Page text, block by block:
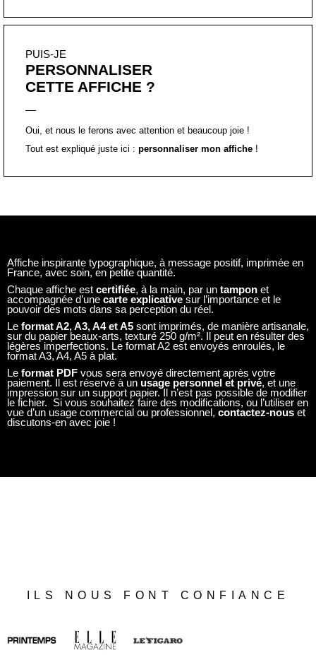
PUIS-JE
PERSONNALISER
CETTE AFFICHE ?
Oui, et nous le ferons avec attention et beaucoup joie !
Tout est expliqué juste ici : personnaliser mon affiche !
Affiche inspirante typographique, à message positif, imprimée en
France, avec soin, en petite quantité.
Chaque affiche est certifiée, à la main, par un tampon et
accompagnée d’une carte explicative sur l’importance et le
pouvoir des mots dans sa perception du réel.
Le format A2, A3, A4 et A5 sont imprimés, de manière artisanale,
sur du papier beaux-arts, texturé 250 g/m². Il peut en résulter des
légères imperfections. Le format A2 est envoyés enroulés, le
format A3, A4, A5 à plat.
Le format PDF vous sera envoyé directement après votre
paiement. Il est réservé à un usage personnel et privé, et une
impression sur un support papier. Il n’est pas possible de modifier
le fichier. Si vous souhaitez faire des modifications, ou l’utiliser en
vue d’un usage commercial ou professionnel, contactez-nous et
discutons-en avec joie !
ILS NOUS FONT CONFIANCE